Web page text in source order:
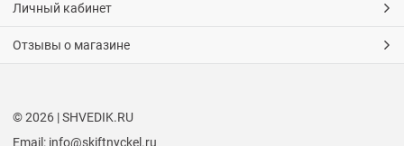
Личный кабинет
Отзывы о магазине
© 2026 | SHVEDIK.RU
Email: info@skiftnyckel.ru